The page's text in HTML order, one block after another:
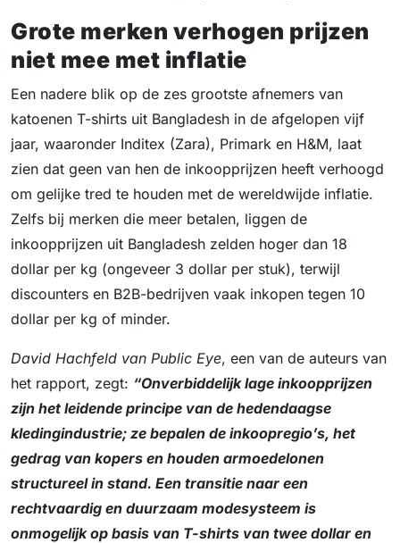
Grote merken verhogen prijzen
niet mee met inflatie
Een nadere blik op de zes grootste afnemers van
katoenen T-shirts uit Bangladesh in de afgelopen vijf
jaar, waaronder Inditex (Zara), Primark en H&M, laat
zien dat geen van hen de inkoopprijzen heeft verhoogd
om gelijke tred te houden met de wereldwijde inflatie.
Zelfs bij merken die meer betalen, liggen de
inkoopprijzen uit Bangladesh zelden hoger dan 18
dollar per kg (ongeveer 3 dollar per stuk), terwijl
discounters en B2B-bedrijven vaak inkopen tegen 10
dollar per kg of minder.
David Hachfeld van Public Eye, een van de auteurs van
het rapport, zegt: “Onverbiddelijk lage inkoopprijzen
zijn het leidende principe van de hedendaagse
kledingindustrie; ze bepalen de inkoopregio’s, het
gedrag van kopers en houden armoedelonen
structureel in stand. Een transitie naar een
rechtvaardig en duurzaam modesysteem is
onmogelijk op basis van T-shirts van twee dollar en